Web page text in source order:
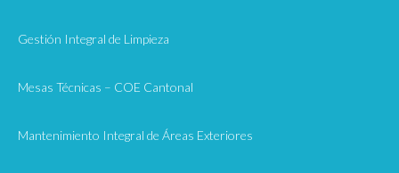
Gestión Integral de Limpieza
Mesas Técnicas – COE Cantonal
Mantenimiento Integral de Áreas Exteriores